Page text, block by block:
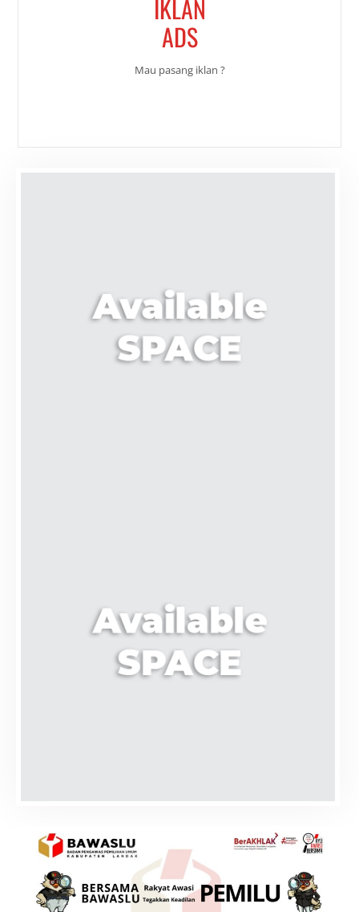
IKLAN
ADS
Mau pasang iklan ?